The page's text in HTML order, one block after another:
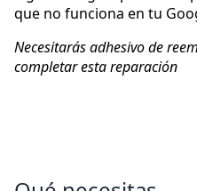
que no funciona en tu
Necesitarás adhesivo de
completar esta reparación